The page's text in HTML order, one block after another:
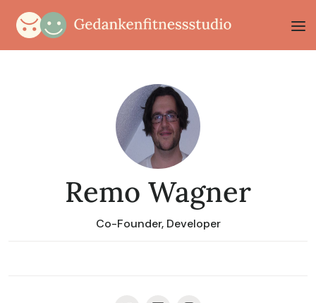
Remo Wagner
Co-Founder, Developer